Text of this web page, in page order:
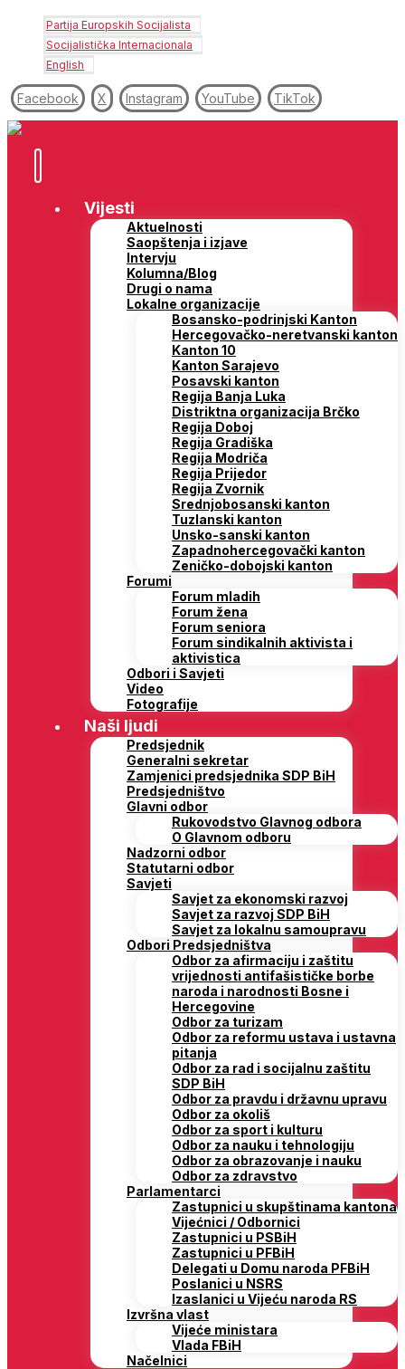
Partija Europskih Socijalista
Socijalistička Internacionala
English
Facebook X Instagram YouTube TikTok
Vijesti
Aktuelnosti
Saopštenja i izjave
Intervju
Kolumna/Blog
Drugi o nama
Lokalne organizacije
Bosansko-podrinjski Kanton
Hercegovačko-neretvanski kanton
Kanton 10
Kanton Sarajevo
Posavski kanton
Regija Banja Luka
Distriktna organizacija Brčko
Regija Doboj
Regija Gradiška
Regija Modriča
Regija Prijedor
Regija Zvornik
Srednjobosanski kanton
Tuzlanski kanton
Unsko-sanski kanton
Zapadnohercegovački kanton
Zeničko-dobojski kanton
Forumi
Forum mladih
Forum žena
Forum seniora
Forum sindikalnih aktivista i
aktivistica
Odbori i Savjeti
Video
Fotografije
Naši ljudi
Predsjednik
Generalni sekretar
Zamjenici predsjednika SDP BiH
Predsjedništvo
Glavni odbor
Rukovodstvo Glavnog odbora
O Glavnom odboru
Nadzorni odbor
Statutarni odbor
Savjeti
Savjet za ekonomski razvoj
Savjet za razvoj SDP BiH
Savjet za lokalnu samoupravu
Odbori Predsjedništva
Odbor za afirmaciju i zaštitu
vrijednosti antifašističke borbe
naroda i narodnosti Bosne i
Hercegovine
Odbor za turizam
Odbor za reformu ustava i ustavna
pitanja
Odbor za rad i socijalnu zaštitu
SDP BiH
Odbor za pravdu i državnu upravu
Odbor za okoliš
Odbor za sport i kulturu
Odbor za nauku i tehnologiju
Odbor za obrazovanje i nauku
Odbor za zdravstvo
Parlamentarci
Zastupnici u skupštinama kantona
Vijećnici / Odbornici
Zastupnici u PSBiH
Zastupnici u PFBiH
Delegati u Domu naroda PFBiH
Poslanici u NSRS
Izaslanici u Vijeću naroda RS
Izvršna vlast
Vijeće ministara
Vlada FBiH
Načelnici